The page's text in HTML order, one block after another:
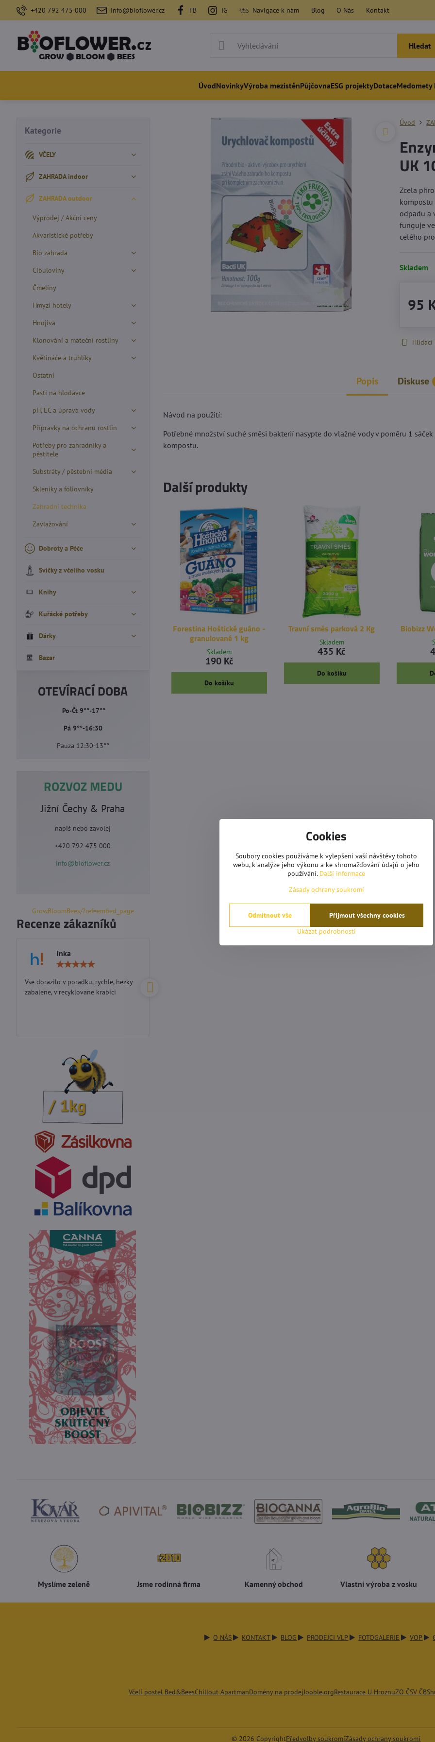
+420 792 475 000 info@bioflower.cz FB IG Navigace k nám Blog O Nás Kontakt
Hledat
ÚvodNovinkyVýroba mezistěnPůjčovnaESG projektyDotaceMedomety
Úvod
UK
Zcela
kompostu
odpadu a
funguje
celého
Skladem
95
Hlídací
Popis Diskuse
Návod na použití:
Potřebné množství suché směsi bakterií nasypte do vlažné vody v poměru 1
kompostu.
Další produkty
Forestina Hoštické guáno -
granulované 1 kg
Skladem
190 Kč
Do košíku
Travní směs parková 2 Kg
Skladem
435 Kč
Do košíku
Biobizz
Kategorie
VČELY
ZAHRADA indoor
ZAHRADA outdoor
Výprodej / Akční ceny
Akvaristické potřeby
Bio zahrada
Cibuloviny
Čmelíny
Hmyzí hotely
Hnojiva
Klonování a mateční rostliny
Květináče a truhlíky
Ostatní
Pasti na hlodavce
pH, EC a úprava vody
Přípravky na ochranu rostlin
Potřeby pro zahradníky a
pěstitele
Substráty / pěstební média
Skleníky a fóliovníky
Zahradní technika
Zavlažování
Dobroty a Péče
Svíčky z včelího vosku
Knihy
Kuřácké potřeby
Dárky
Bazar
OTEVÍRACÍ DOBA
Po-Čt 9°°-17°°
Pá 9°°-16:30
Pauza 12:30-13°°
ROZVOZ MEDU
Jižní Čechy & Praha
napiš nebo zavolej
+420 792 475 000
info@bioflower.cz
GrowBloomBees/?ref=embed_page
Recenze zákazníků
Inka
5
Vse dorazilo v poradku, rychle, hezky
zabalene, v recyklovane krabici
/ 1kg
Myslíme zeleně Jsme rodinná firma Kamenný obchod Vlastní výroba z vosku
O NÁS KONTAKT BLOG PRODEJCI VLP FOTOGALERIE VOP
Včelí postel Bed&BeesChillout ApartmanDomény na prodejJooble.orgRestaurace U HroznuZO ČSV ČB
© 2026 CopyrightPředvolby soukromíZásady ochrany soukromí
Cookies
Soubory cookies používáme k vylepšení vaší návštěvy tohoto
webu, k analýze jeho výkonu a ke shromažďování údajů o jeho
používání. Další informace
Zásady ochrany soukromí
Ukázat podrobnosti
Přijmout všechny cookies
Odmítnout vše